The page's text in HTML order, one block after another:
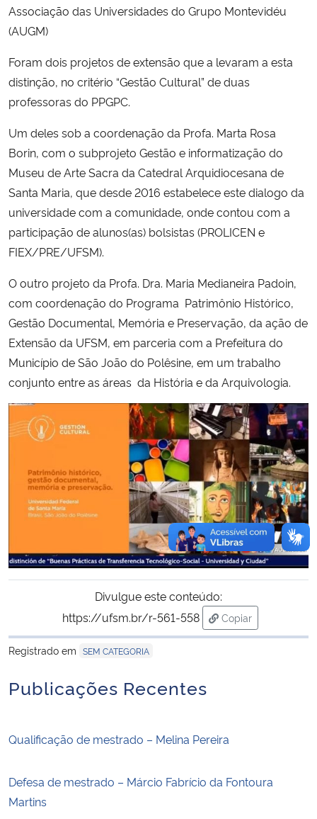
Ministério da Mulher, da Família e dos Direitos Humanos
Secretaria de Governo
Gabinete de Segurança Institucional
Advocacia-Geral da União
Associação das Universidades do Grupo Montevidéu
(AUGM)
Foram dois projetos de extensão que a levaram a esta
distinção, no critério “Gestão Cultural” de duas
professoras do PPGPC.
Um deles sob a coordenação da Profa. Marta Rosa
Borin, com o subprojeto Gestão e informatização do
Museu de Arte Sacra da Catedral Arquidiocesana de
Santa Maria, que desde 2016 estabelece este dialogo da
universidade com a comunidade, onde contou com a
participação de alunos(as) bolsistas (PROLICEN e
FIEX/PRE/UFSM).
O outro projeto da Profa. Dra. Maria Medianeira Padoin,
com coordenação do Programa Patrimônio Histórico,
Gestão Documental, Memória e Preservação, da ação de
Extensão da UFSM, em parceria com a Prefeitura do
Município de São João do Polêsine, em um trabalho
conjunto entre as áreas da História e da Arquivologia.
Divulgue este conteúdo:
https://ufsm.br/r-561-558
Copiar
para área de
Registrado em SEM CATEGORIA
Publicações Recentes
Qualificação de mestrado – Melina Pereira
Defesa de mestrado – Márcio Fabrício da Fontoura
Martins